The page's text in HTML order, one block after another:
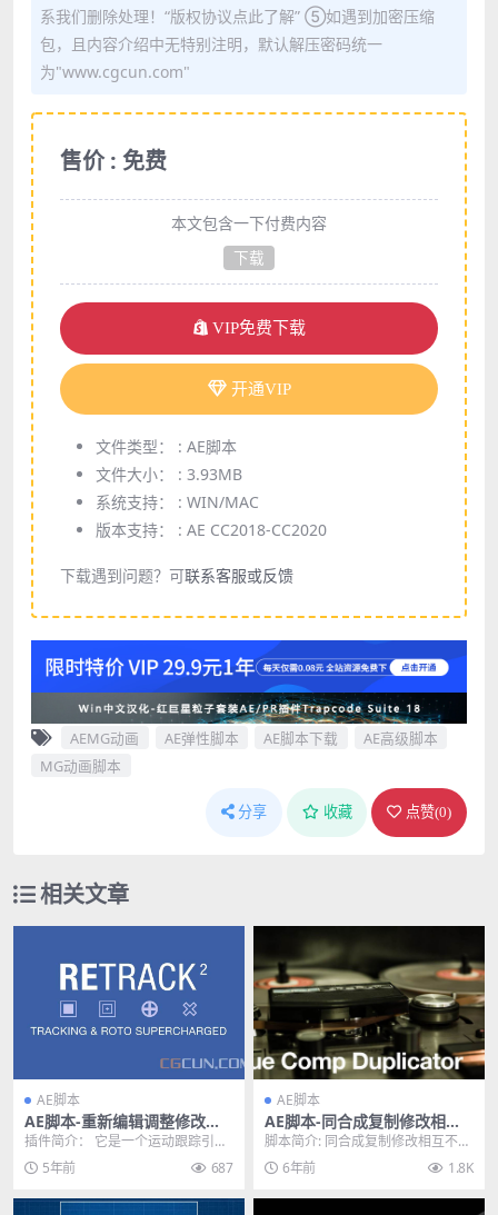
系我们删除处理！“版权协议点此了解” ⑤如遇到加密压缩
包，且内容介绍中无特别注明，默认解压密码统一
为"www.cgcun.com"
售价 : 免费
本文包含一下付费内容
下载
VIP免费下载
开通VIP
文件类型： : AE脚本
文件大小： : 3.93MB
系统支持： : WIN/MAC
版本支持： : AE CC2018-CC2020
下载遇到问题？可联系客服或反馈
AEMG动画 AE弹性脚本 AE脚本下载
AE高级脚本
MG动画脚本
分享 收藏 点赞(0)
相关文章
AE脚本
AE脚本-重新编辑调整修改不
良跟踪数据脚本 ReTrack v2.0
WIN/MAC
插件简介： 它是一个运动跟踪引擎
和编辑器。将所有类型的AE跟踪数
据一起使用，并通...
5年前 687
AE脚本
AE脚本-同合成复制修改相互
不影响制作脚本 True Comp
Duplicator v3.9.14
脚本简介: 同合成复制修改相互不影
响制作AE脚本 True Comp Dupli...
6年前 1.8K